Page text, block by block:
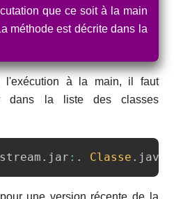
que ce soit à la main
méthode est décrite dans la
l'exécution à la main, il faut
dans la liste des classes
. jar : . Classe . java
Copy